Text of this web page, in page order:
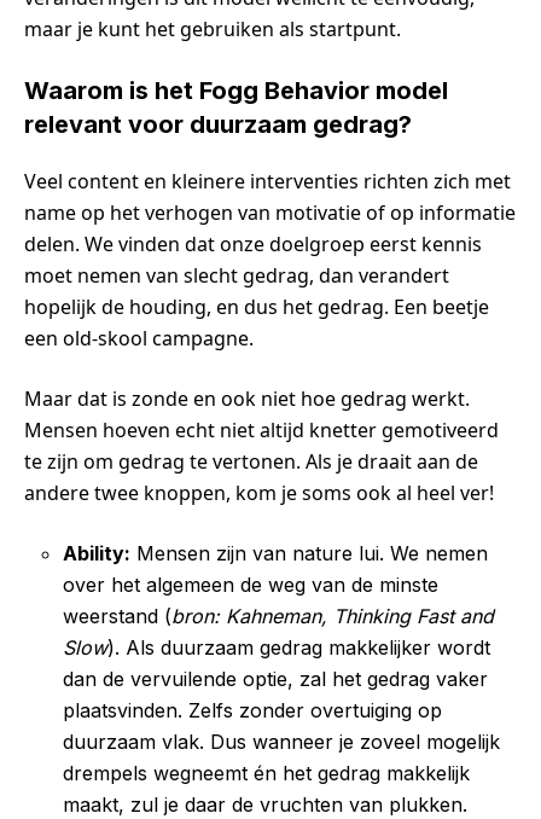
maar je kunt het gebruiken als startpunt.
Waarom is het Fogg Behavior model
relevant voor duurzaam gedrag?
Veel content en kleinere interventies richten zich met
name op het verhogen van motivatie of op informatie
delen. We vinden dat onze doelgroep eerst kennis
moet nemen van slecht gedrag, dan verandert
hopelijk de houding, en dus het gedrag. Een beetje
een old-skool campagne.
Maar dat is zonde en ook niet hoe gedrag werkt.
Mensen hoeven echt niet altijd knetter gemotiveerd
te zijn om gedrag te vertonen. Als je draait aan de
andere twee knoppen, kom je soms ook al heel ver!
Ability: Mensen zijn van nature lui. We nemen
over het algemeen de weg van de minste
weerstand (bron: Kahneman, Thinking Fast and
Slow). Als duurzaam gedrag makkelijker wordt
dan de vervuilende optie, zal het gedrag vaker
plaatsvinden. Zelfs zonder overtuiging op
duurzaam vlak. Dus wanneer je zoveel mogelijk
drempels wegneemt én het gedrag makkelijk
maakt, zul je daar de vruchten van plukken.